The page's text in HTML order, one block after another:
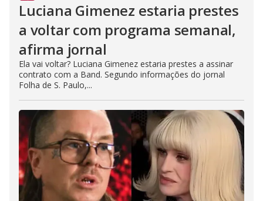
Luciana Gimenez estaria prestes
a voltar com programa semanal,
afirma jornal
Ela vai voltar? Luciana Gimenez estaria prestes a assinar
contrato com a Band. Segundo informações do jornal
Folha de S. Paulo,...